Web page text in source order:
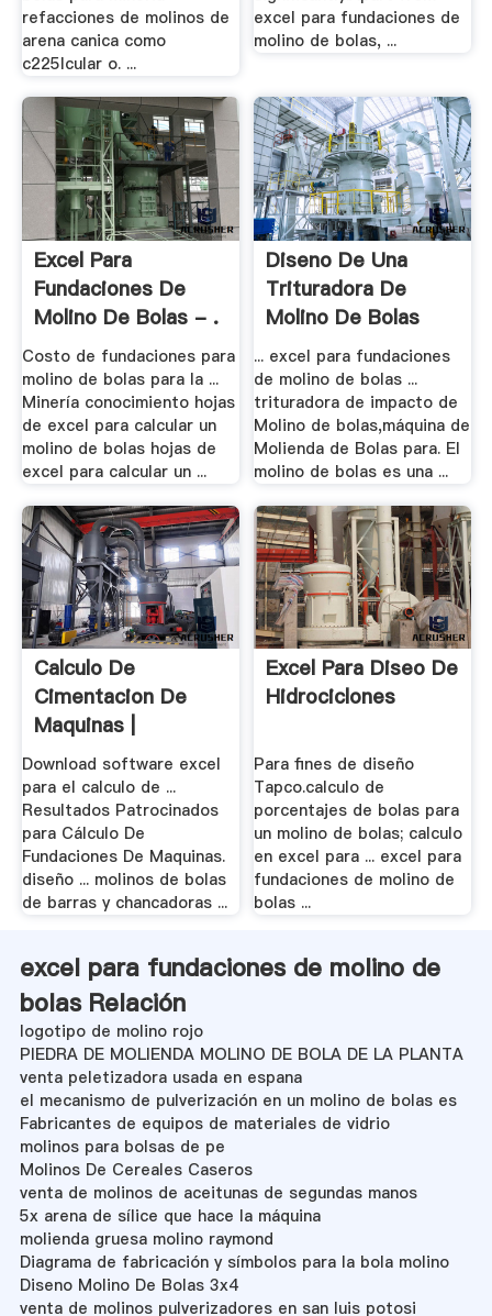
refacciones de molinos de
arena canica como
c225lcular o. ...
excel para fundaciones de
molino de bolas, ...
Excel Para
Fundaciones De
Molino De Bolas - .
Costo de fundaciones para
molino de bolas para la ...
Minería conocimiento hojas
de excel para calcular un
molino de bolas hojas de
excel para calcular un ...
Diseno De Una
Trituradora De
Molino De Bolas
... excel para fundaciones
de molino de bolas ...
trituradora de impacto de
Molino de bolas,máquina de
Molienda de Bolas para. El
molino de bolas es una ...
Calculo De
Cimentacion De
Maquinas |
Trituradora .
Download software excel
para el calculo de ...
Resultados Patrocinados
para Cálculo De
Fundaciones De Maquinas.
diseño ... molinos de bolas
de barras y chancadoras ...
Excel Para Diseo De
Hidrociclones
Para fines de diseño
Tapco.calculo de
porcentajes de bolas para
un molino de bolas; calculo
en excel para ... excel para
fundaciones de molino de
bolas ...
excel para fundaciones de molino de
bolas Relación
logotipo de molino rojo
PIEDRA DE MOLIENDA MOLINO DE BOLA DE LA PLANTA
venta peletizadora usada en espana
el mecanismo de pulverización en un molino de bolas es
Fabricantes de equipos de materiales de vidrio
molinos para bolsas de pe
Molinos De Cereales Caseros
venta de molinos de aceitunas de segundas manos
5x arena de sílice que hace la máquina
molienda gruesa molino raymond
Diagrama de fabricación y símbolos para la bola molino
Diseno Molino De Bolas 3x4
venta de molinos pulverizadores en san luis potosi